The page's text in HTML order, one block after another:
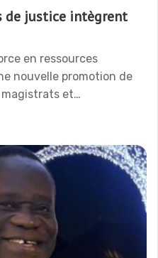
de justice intègrent
en ressources
nouvelle promotion de
et…